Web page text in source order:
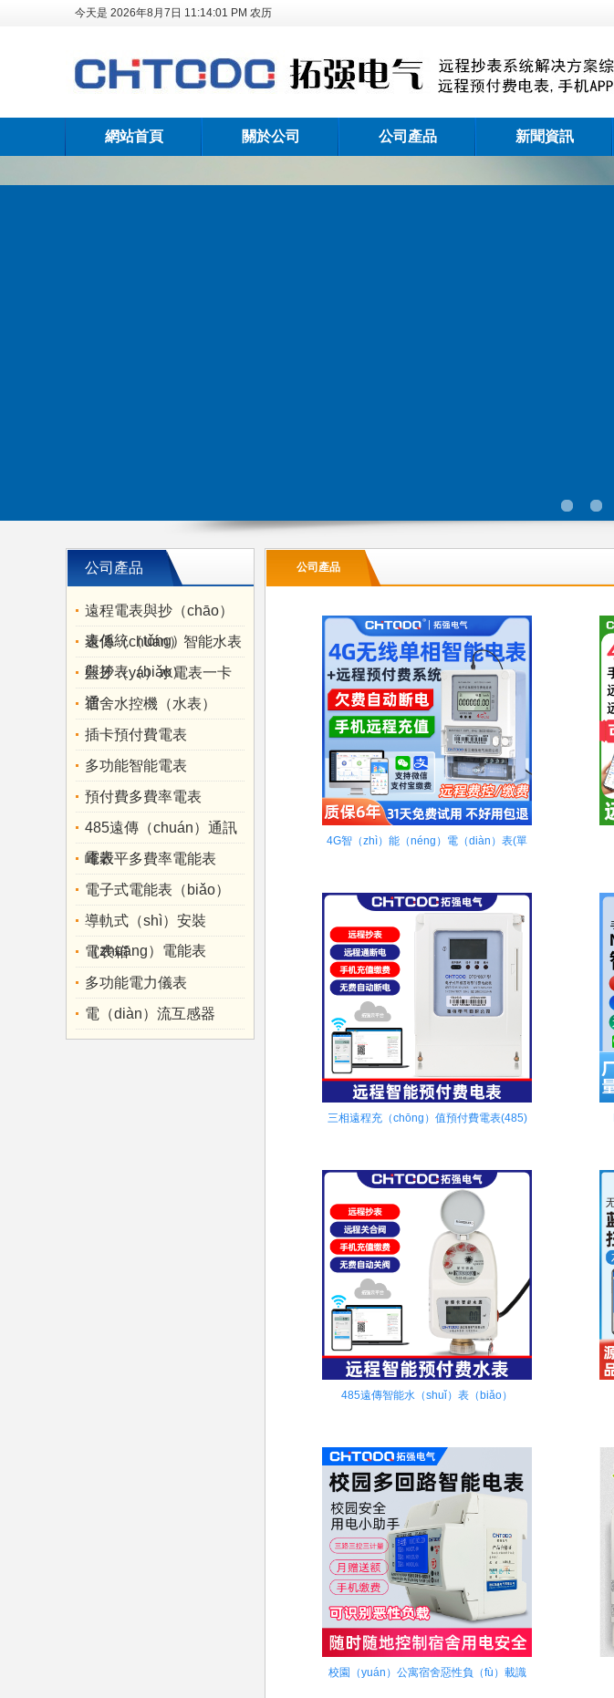
今天是 2026年8月7日 11:14:02 PM 农历
網站首頁 關於公司 公司產品 新聞資訊
公司產品
遠程電表與抄（chāo）
表係統（tǒng）
遠傳（chuán）智能水表
與抄表（biǎo）
藍牙（yá）水電表一卡
通
宿舍水控機（水表）
插卡預付費電表
多功能智能電表
預付費多費率電表
485遠傳（chuán）通訊
電表
峰穀平多費率電能表
電子式電能表（biǎo）
導軌式（shì）安裝
（zhuāng）電能表
電表箱
多功能電力儀表
電（diàn）流互感器
公司產品
4G智（zhì）能（néng）電（diàn）表(單
三相遠程充（chōng）值預付費電表(485)
485遠傳智能水（shuǐ）表（biǎo）
校園（yuán）公寓宿舍惡性負（fù）載識